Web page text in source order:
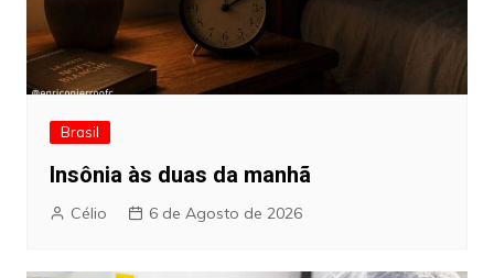
Brasil
Insônia às duas da manhã
Célio 6 de Agosto de 2026